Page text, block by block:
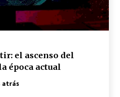
Research: solo quedan 43 días para
reprime con balas y gases
ley de Milei
atrás
el ascenso del
época actual
atrás